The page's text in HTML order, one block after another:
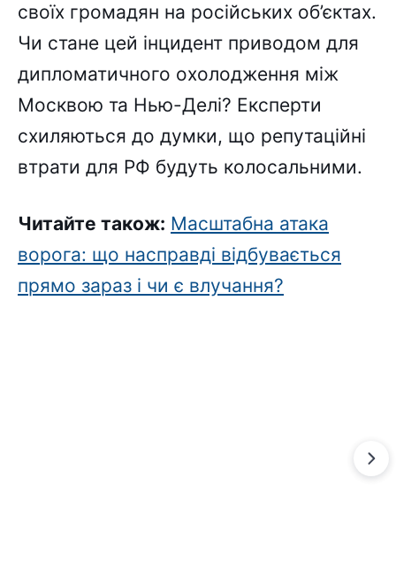
своїх громадян на російських об’єктах.
Чи стане цей інцидент приводом для
дипломатичного охолодження між
Москвою та Нью-Делі? Експерти
схиляються до думки, що репутаційні
втрати для РФ будуть колосальними.
Читайте також: Масштабна атака
ворога: що насправді відбувається
прямо зараз і чи є влучання?